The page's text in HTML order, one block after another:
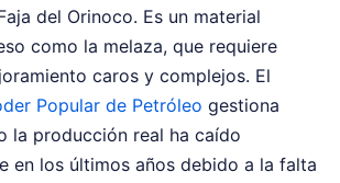
del Orinoco. Es un material
como la melaza, que requiere
caros y complejos. El
Popular de Petróleo gestiona
la producción real ha caído
en los últimos años debido a la falta